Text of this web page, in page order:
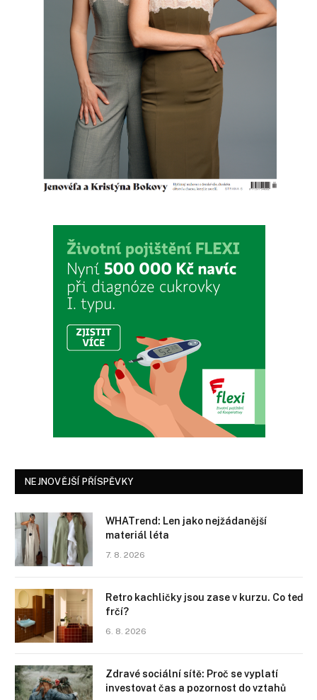
NEJNOVĚJŠÍ PŘÍSPĚVKY
WHATrend: Len jako nejžádanější
materiál léta
7. 8. 2026
Retro kachličky jsou zase v kurzu. Co teď
frčí?
6. 8. 2026
Zdravé sociální sítě: Proč se vyplatí
investovat čas a pozornost do vztahů